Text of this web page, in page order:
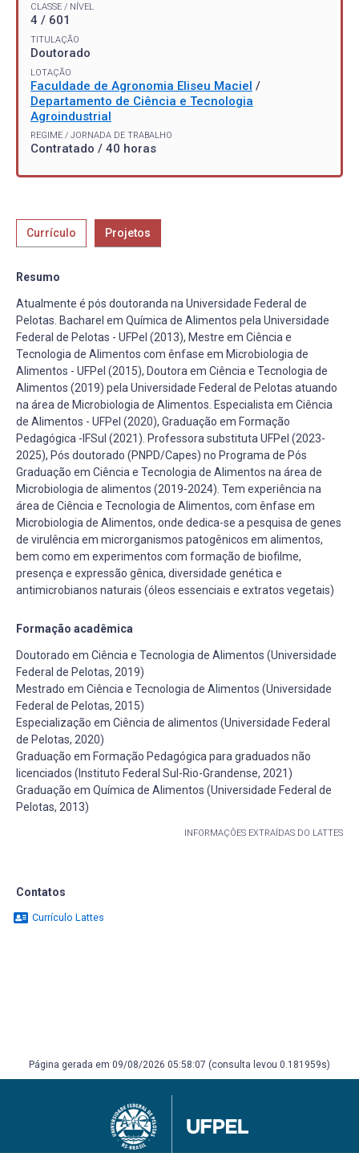
CLASSE / NÍVEL
4 / 601
TITULAÇÃO
Doutorado
LOTAÇÃO
Faculdade de Agronomia Eliseu Maciel /
Departamento de Ciência e Tecnologia
Agroindustrial
REGIME / JORNADA DE TRABALHO
Contratado / 40 horas
Currículo Projetos
Resumo
Atualmente é pós doutoranda na Universidade Federal de
Pelotas. Bacharel em Química de Alimentos pela Universidade
Federal de Pelotas - UFPel (2013), Mestre em Ciência e
Tecnologia de Alimentos com ênfase em Microbiologia de
Alimentos - UFPel (2015), Doutora em Ciência e Tecnologia de
Alimentos (2019) pela Universidade Federal de Pelotas atuando
na área de Microbiologia de Alimentos. Especialista em Ciência
de Alimentos - UFPel (2020), Graduação em Formação
Pedagógica -IFSul (2021). Professora substituta UFPel (2023-
2025), Pós doutorado (PNPD/Capes) no Programa de Pós
Graduação em Ciência e Tecnologia de Alimentos na área de
Microbiologia de alimentos (2019-2024). Tem experiência na
área de Ciência e Tecnologia de Alimentos, com ênfase em
Microbiologia de Alimentos, onde dedica-se a pesquisa de genes
de virulência em microrganismos patogênicos em alimentos,
bem como em experimentos com formação de biofilme,
presença e expressão gênica, diversidade genética e
antimicrobianos naturais (óleos essenciais e extratos vegetais)
Formação acadêmica
Doutorado em Ciência e Tecnologia de Alimentos (Universidade
Federal de Pelotas, 2019)
Mestrado em Ciência e Tecnologia de Alimentos (Universidade
Federal de Pelotas, 2015)
Especialização em Ciência de alimentos (Universidade Federal
de Pelotas, 2020)
Graduação em Formação Pedagógica para graduados não
licenciados (Instituto Federal Sul-Rio-Grandense, 2021)
Graduação em Química de Alimentos (Universidade Federal de
Pelotas, 2013)
INFORMAÇÕES EXTRAÍDAS DO LATTES
Contatos
Currículo Lattes
Página gerada em 09/08/2026 05:58:07 (consulta levou 0.181959s)